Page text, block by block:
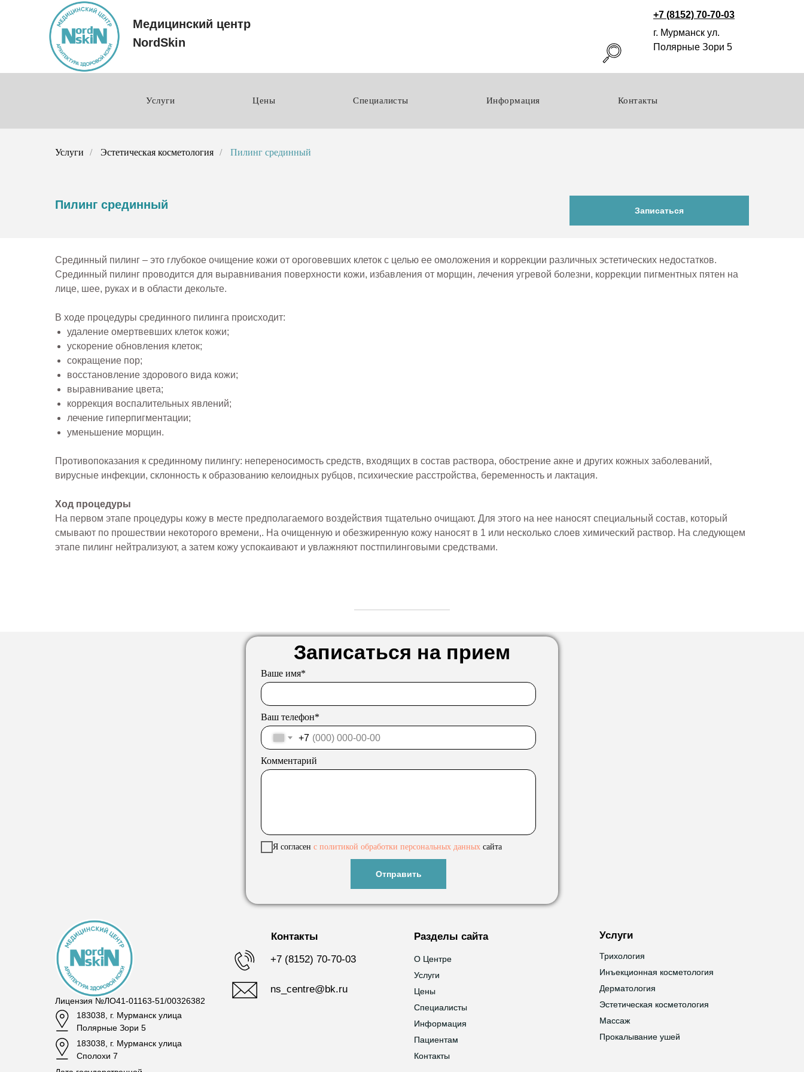
+7 (8152) 70-70-03
Медицинский центр
NordSkin
г. Мурманск ул.
Полярные Зори 5
Услуги Цены Специалисты Информация Контакты
Услуги / Эстетическая косметология / Пилинг срединный
Пилинг срединный Записаться
Срединный пилинг – это глубокое очищение кожи от ороговевших клеток с целью ее омоложения и коррекции различных эстетических недостатков.
Срединный пилинг проводится для выравнивания поверхности кожи, избавления от морщин, лечения угревой болезни, коррекции пигментных пятен на
лице, шее, руках и в области декольте.
В ходе процедуры срединного пилинга происходит:
удаление омертвевших клеток кожи;
ускорение обновления клеток;
сокращение пор;
восстановление здорового вида кожи;
выравнивание цвета;
коррекция воспалительных явлений;
лечение гиперпигментации;
уменьшение морщин.
Противопоказания к срединному пилингу: непереносимость средств, входящих в состав раствора, обострение акне и других кожных заболеваний,
вирусные инфекции, склонность к образованию келоидных рубцов, психические расстройства, беременность и лактация.
Ход процедуры
На первом этапе процедуры кожу в месте предполагаемого воздействия тщательно очищают. Для этого на нее наносят специальный состав, который
смывают по прошествии некоторого времени,. На очищенную и обезжиренную кожу наносят в 1 или несколько слоев химический раствор. На следующем
этапе пилинг нейтрализуют, а затем кожу успокаивают и увлажняют постпилинговыми средствами.
Записаться на прием
Ваше имя*
Ваш телефон*
+7
Комментарий
Я согласен с политикой обработки персональных данных сайта
Отправить
Лицензия №ЛО41-01163-51/00326382
Контакты
+7 (8152) 70-70-03
Разделы сайта
183038, г. Мурманск улица
Полярные Зори 5
ns_centre@bk.ru
Услуги
Информация
Информация
Контакты
Контакты
Услуги
Услуги
Цены
Цены
Специалисты
Специалисты
Пациентам
Пациентам
О Центре
О Центре
Инъекционная косметология
Инъекционная косметология
Дерматология
Дерматология
Эстетическая косметология
Эстетическая косметология
Массаж
Массаж
Прокалывание ушей
Прокалывание ушей
Трихология
Трихология
183038, г. Мурманск улица
Сполохи 7